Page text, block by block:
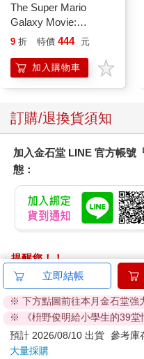
The Super Mario
Galaxy Movie:
Peach`s Birthday
Mario Galaxy Movie
Storybook
9 折 特價 444 元
加入購物車
訂購/退換貨須知
加入金石堂 LINE 官方帳號
態：
提醒您！！
金石堂及銀行均不會請您操
ATM提款機，請不要聽從指
退換貨須知：
**提醒您，鑑賞期不等於試
依據「消費者保護法」第
立即結帳
※ 下方點圖前往本月金石堂強
※ 《枡野俊明給小學生的39堂
預計 2026/08/10 出貨 參考
大量採購